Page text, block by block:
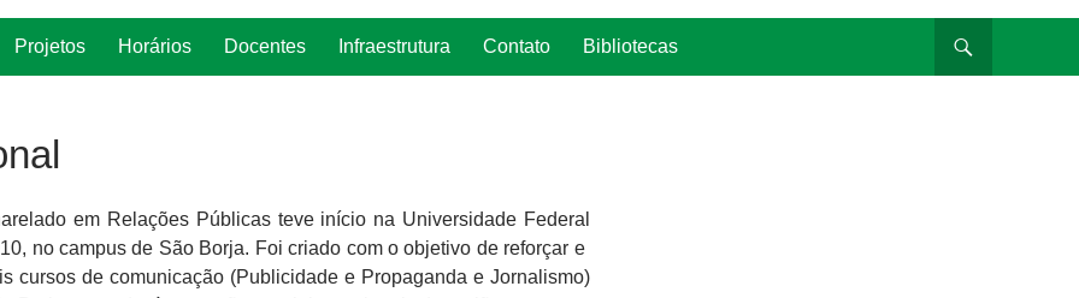
para
Projetos Horários Docentes Infraestrutura Contato Bibliotecas
em Relações Públicas ​teve início na Universidade Federal
no campus de São Borja. Foi criado com o objetivo de reforçar e
cursos de comunicação (Publicidade e Propaganda e Jornalismo)